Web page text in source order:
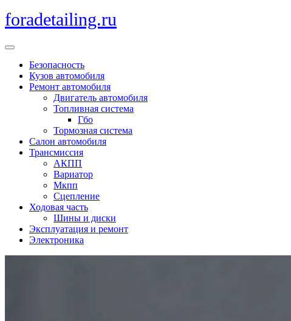
Перейти
к
foradetailing.ru
Кнопка
ОткрытьБезопасность
Кузов автомобиля
Ремонт автомобиля
Двигатель автомобиля
Топливная система
Гбо
Тормозная система
Салон автомобиля
Трансмиссия
АКПП
Вариатор
Мкпп
Сцепление
Ходовая часть
Шины и диски
Эксплуатация и ремонт
Электроника